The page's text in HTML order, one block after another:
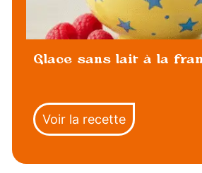
Glace sans lait à la
Voir la recette